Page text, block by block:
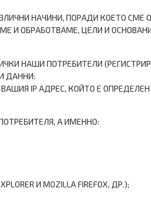
НАЧИНИ, ПОРАДИ КОЕТО СМЕ
И ОБРАБОТВАМЕ, ЦЕЛИ И
НАШИ ПОТРЕБИТЕЛИ
ДАННИ:
IP АДРЕС, КОЙТО Е
А ИМЕННО:
И MOZILLA FIREFOX, ДР.);